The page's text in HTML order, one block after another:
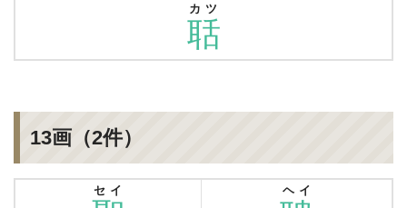
聒
カツ
13画（2件）
セイ ヘイ